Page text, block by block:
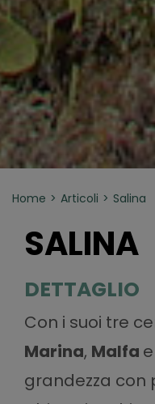
Home Articoli Salina
SALINA
DETTAGLIO
Con i suoi tre
Marina, Malfa e
grandezza con